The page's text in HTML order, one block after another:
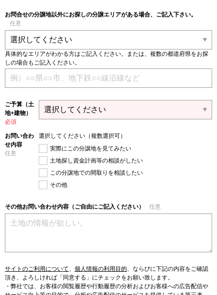
お問合せの分譲地以外にお探しの分譲エリアがある場合、ご記入下さい。
任意
具体的なエリアがわかる方はご記入ください。または、複数の都道府県をお探
しの場合もご記入ください。
ご予算（土
地+建物）
必須
お問い合わ
せ内容
任意
選択してください（複数選択可）
実際にこの分譲地を見てみたい
土地探し資金計画等の相談がしたい
この分譲地での間取りを相談したい
その他
その他お問い合わせ内容（ご自由にご記入ください） 任意
サイトのご利用について、 個人情報の利用目的、 ならびに下記の内容をご確認
頂き、よろしければ「同意する」にチェックをお願い致します。
・弊社では、お客様の閲覧履歴や行動履歴の分析およびお客様への広告配信や